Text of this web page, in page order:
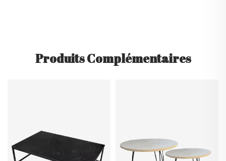
Produits Complémentaires